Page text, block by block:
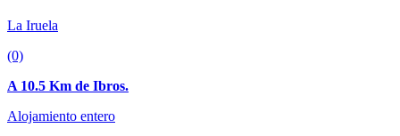
La Iruela
(0)
A 10.5 Km de Ibros.
Alojamiento entero